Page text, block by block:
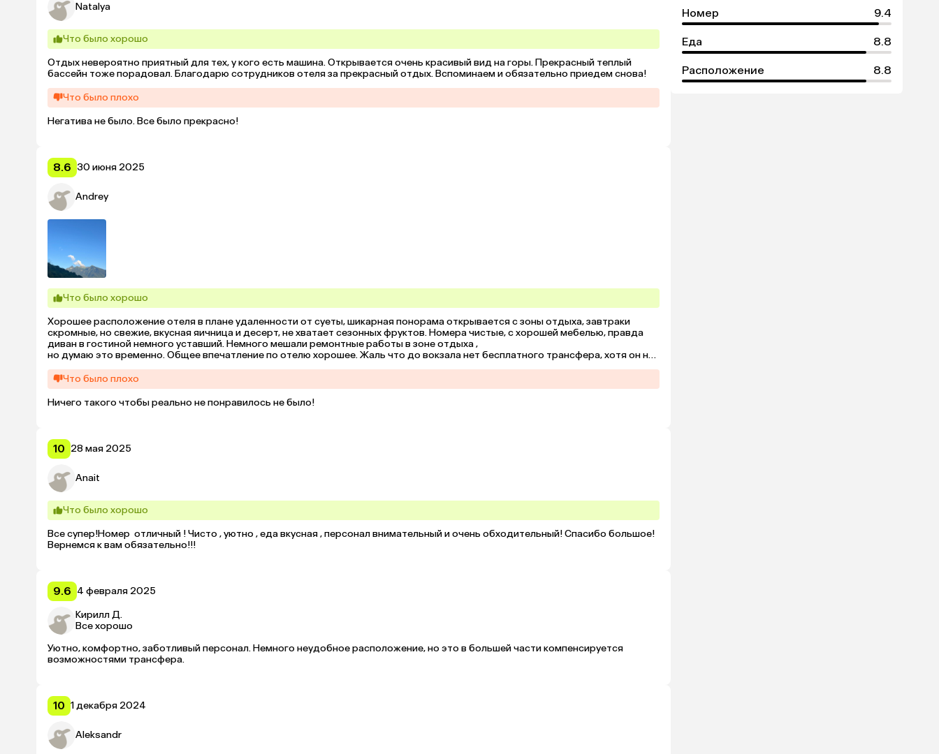
Natalya
Что было хорошо
Отдых невероятно приятный для тех, у кого есть машина. Открывается очень красивый вид на горы. Прекрасный теплый
бассейн тоже порадовал. Благодарю сотрудников отеля за прекрасный отдых. Вспоминаем и обязательно приедем снова!
Что было плохо
Негатива не было. Все было прекрасно!
8.6 30 июня 2025
Andrey
Что было хорошо
Хорошее расположение отеля в плане удаленности от суеты, шикарная понорама открывается с зоны отдыха, завтраки
скромные, но свежие, вкусная яичница и десерт, не хватает сезонных фруктов. Номера чистые, с хорошей мебелью, правда
диван в гостиной немного уставший. Немного мешали ремонтные работы в зоне отдыха ,
но думаю это временно. Общее впечатление по отелю хорошее. Жаль что до вокзала нет бесплатного трансфера, хотя он не
Что было плохо
Ничего такого чтобы реально не понравилось не было!
10 28 мая 2025
Anait
Что было хорошо
Все супер!Номер  отличный ! Чисто , уютно , еда вкусная , персонал внимательный и очень обходительный! Спасибо большое!
Вернемся к вам обязательно!!!
9.6 4 февраля 2025
Кирилл Д.
Все хорошо
Уютно, комфортно, заботливый персонал. Немного неудобное расположение, но это в большей части компенсируется
возможностями трансфера.
10 1 декабря 2024
Aleksandr
Номер 9.4
Еда 8.8
Расположение 8.8